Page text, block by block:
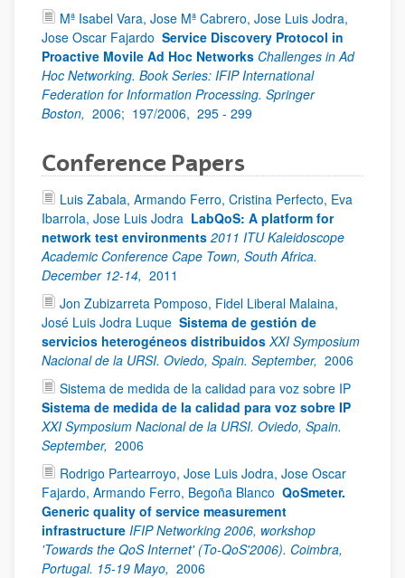
Mª Isabel Vara, Jose Mª Cabrero, Jose Luis Jodra,
Jose Oscar Fajardo Service Discovery Protocol in
Proactive Movile Ad Hoc Networks Challenges in Ad
Hoc Networking. Book Series: IFIP International
Federation for Information Processing. Springer
Boston, 2006; 197/2006, 295 - 299
Conference Papers
Luis Zabala, Armando Ferro, Cristina Perfecto, Eva
Ibarrola, Jose Luis Jodra LabQoS: A platform for
network test environments 2011 ITU Kaleidoscope
Academic Conference Cape Town, South Africa.
December 12-14, 2011
Jon Zubizarreta Pomposo, Fidel Liberal Malaina,
José Luis Jodra Luque Sistema de gestión de
servicios heterogéneos distribuidos XXI Symposium
Nacional de la URSI. Oviedo, Spain. September, 2006
Sistema de medida de la calidad para voz sobre IP
Sistema de medida de la calidad para voz sobre IP
XXI Symposium Nacional de la URSI. Oviedo, Spain.
September, 2006
Rodrigo Partearroyo, Jose Luis Jodra, Jose Oscar
Fajardo, Armando Ferro, Begoña Blanco QoSmeter.
Generic quality of service measurement
infrastructure IFIP Networking 2006, workshop
'Towards the QoS Internet' (To-QoS'2006). Coimbra,
Portugal. 15-19 Mayo, 2006